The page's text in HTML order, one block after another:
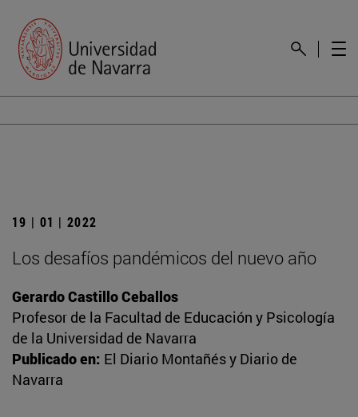
19 | 01 | 2022
Los desafíos pandémicos del nuevo año
Gerardo Castillo Ceballos
Profesor de la Facultad de Educación y Psicología
de la Universidad de Navarra
Publicado en: El Diario Montañés y Diario de
Navarra